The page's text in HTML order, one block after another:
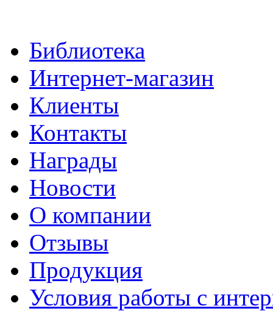
Библиотека
Интернет-магазин
Клиенты
Контакты
Награды
Новости
О компании
Отзывы
Продукция
Условия работы с